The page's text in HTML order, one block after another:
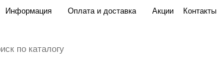
Информация Оплата и доставка Акции Контакты